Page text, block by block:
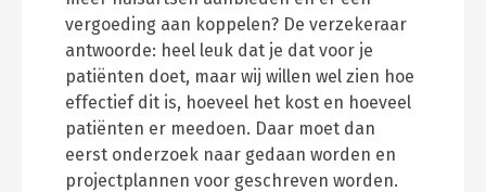
vergoeding aan koppelen? De verzekeraar
antwoorde: heel leuk dat je dat voor je
patiënten doet, maar wij willen wel zien hoe
effectief dit is, hoeveel het kost en hoeveel
patiënten er meedoen. Daar moet dan
eerst onderzoek naar gedaan worden en
projectplannen voor geschreven worden.